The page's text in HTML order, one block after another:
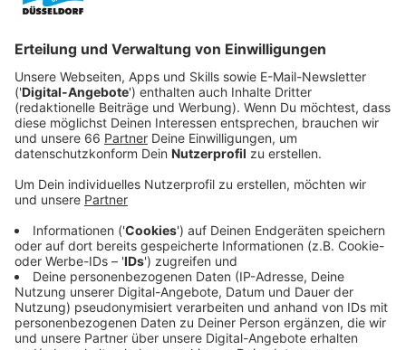
Anzeige
Schnittverbot schützt Tiere und Natur
Anzeige
Wer noch größere Gartenarbeiten vorhat, sollte sich
also beeilen – die Schonzeit steht direkt vor der Tür.
Darauf weist die Stadt jetzt noch einmal hin
Grund: Vögel und Insekten nutzen die Pflanzen in
dieser Zeit als Nistplatz, Versteck, Nahrungsquelle
und Schlafstätte.
Anzeige